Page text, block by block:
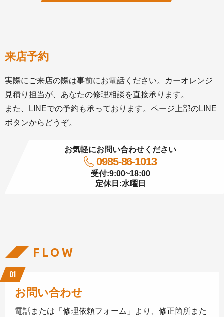
来店予約
実際にご来店の際は事前にお電話ください。カーオレンジ
見積り担当が、あなたの修理相談を直接承ります。
また、LINEでの予約も承っております。ページ上部のLINE
ボタンからどうぞ。
お気軽にお問い合わせください
0985-86-1013
受付:9:00~18:00
定休日:水曜日
FLOW
01
お問い合わせ
電話または「修理依頼フォーム」より、修正箇所また